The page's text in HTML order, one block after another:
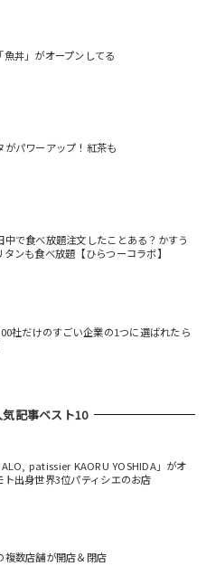
丼」がオープンしてる
がパワーアップ！紅茶も
で食べ放題注文したことある？かすう
ンも食べ放題【ひらつーコラボ】
社だけのすごい企業の1つに選ばれたら
記事ベスト10
patissier KAORU YOSHIDA」がオ
ト出身世界3位パティシエのお店
複数店舗が開店＆閉店